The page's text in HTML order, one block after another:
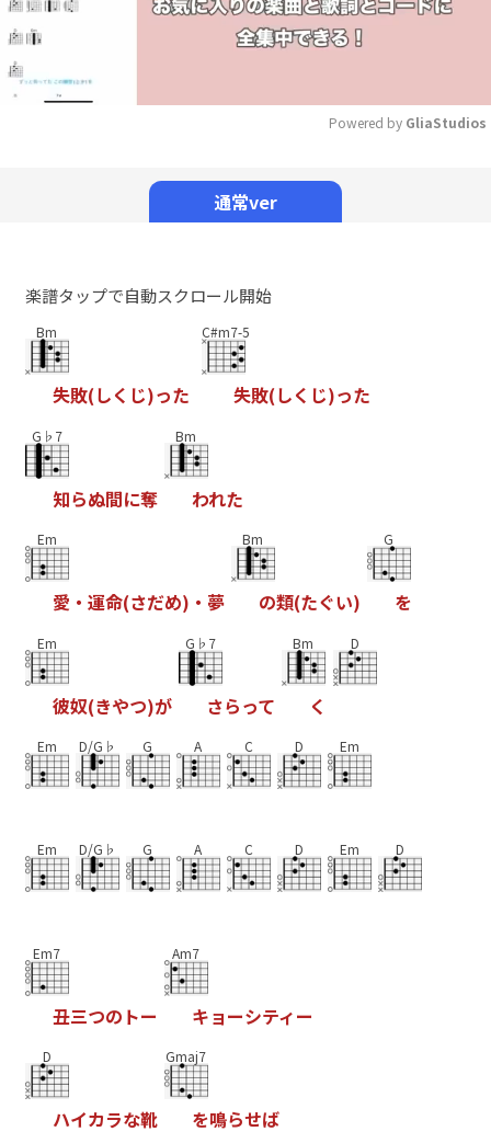
Powered by GliaStudios
通常ver
楽譜タップで自動スクロール開始
Bm
失敗(しく じ)った
C#m7-5
失敗(しく じ)った
G♭7
知らぬ間に奪
Bm
われた
Em
愛 ・ 運命(さだめ) ・ 夢
Bm
の類(たぐい)
G
を
Em
彼奴(きやつ)が
G♭7
さらって
Bm
く
D
Em D/G♭ G A C D Em
Em D/G♭ G A C D Em D
Em7
丑三つの トー
Am7
キョーシティー
D
ハイカラな靴
Gmaj7
を鳴らせば